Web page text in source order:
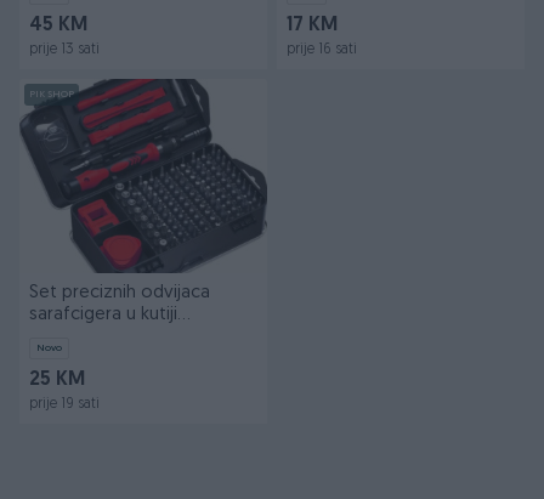
45 KM
prije 13 sati
17 KM
prije 16 sati
PIK SHOP
Set preciznih odvijaca
sarafcigera u kutiji
Novo
25 KM
prije 19 sati